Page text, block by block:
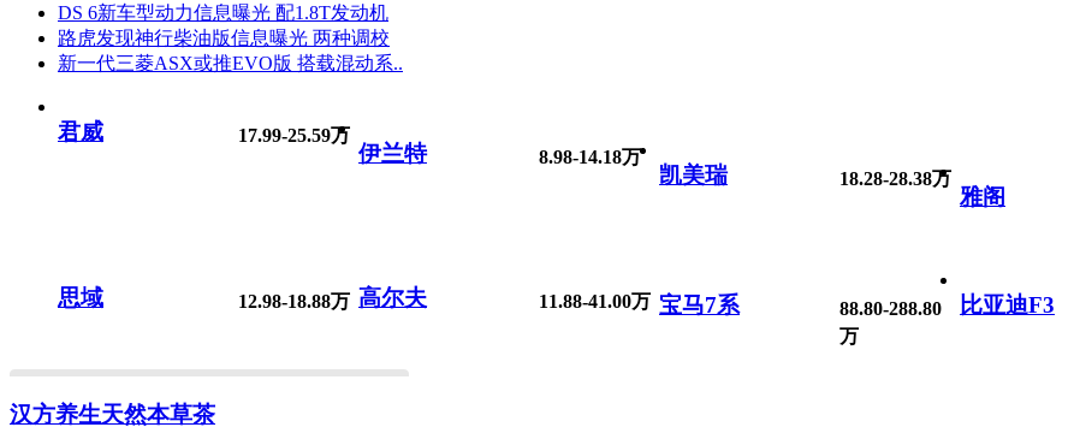
DS 6新车型动力信息曝光 配1.8T发动机
路虎发现神行柴油版信息曝光 两种调校
新一代三菱ASX或推EVO版 搭载混动系..
君威 17.99-25.59万
伊兰特 8.98-14.18万
凯美瑞 18.28-28.38万
雅阁
思域 12.98-18.88万 高尔夫 11.88-41.00万 宝马7系
88.80-288.80
万
比亚迪F3
汉方养生天然本草茶